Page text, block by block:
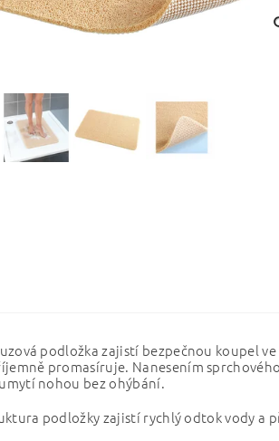
podložka zajistí bezpečnou koupel
promasíruje. Nanesením
nohou bez ohýbání.
podložky zajistí rychlý odtok vody a